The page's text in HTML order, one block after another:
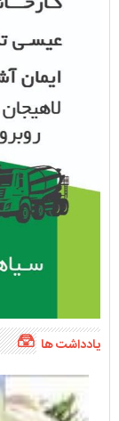
یادداشت ها